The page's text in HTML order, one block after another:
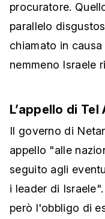
procuratore.
parallelo
chiamato in
nemmeno Israele
L’appello di Tel
Il governo di
appello "alle
seguito agli
i leader di
però l'obbligo di